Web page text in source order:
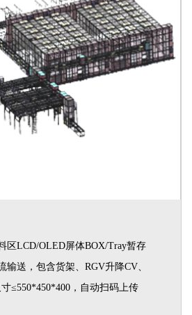
区LCD/OLED屏体BOX/Tray暂存
输送，包含货架、RGV升降CV、
≤550*450*400，自动扫码上传